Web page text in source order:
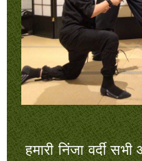
हमारी निंजा वर्दी